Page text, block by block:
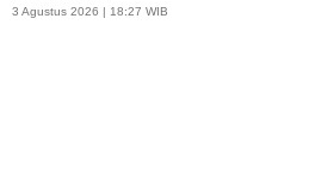
3 Agustus 2026 | 18:27 WIB